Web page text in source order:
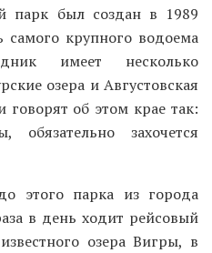
парк был создан в 1989
самого крупного водоема
имеет несколько
озера и Августовская
говорят об этом крае так:
захочется
этого парка из города
в день ходит рейсовый
озера Вигры, в